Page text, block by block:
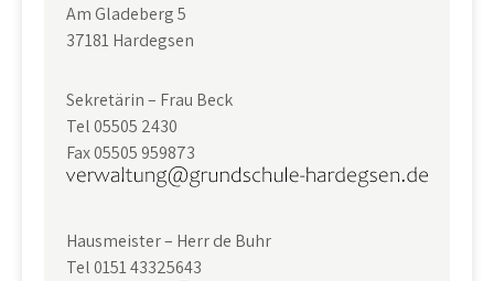
Am Gladeberg 5
37181 Hardegsen
Sekretärin – Frau Beck
Tel 05505 2430
Fax 05505 959873
Hausmeister – Herr de Buhr
Tel 0151 43325643